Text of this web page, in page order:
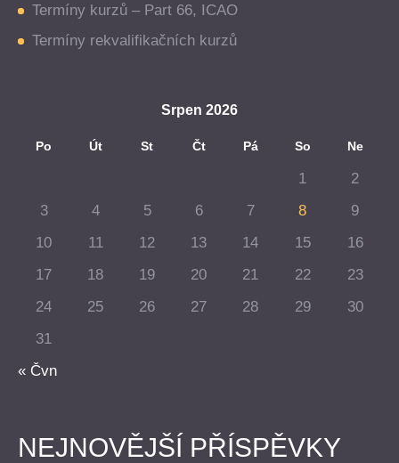
Termíny kurzů – Part 66, ICAO
Termíny rekvalifikačních kurzů
Srpen 2026
Po Út St Čt Pá So Ne
« Čvn
1
2
3
4 5 6 7 8
9
10
11 12 13 14 15
16
17
18 19 20 21 22
23
24
25 26 27 28 29
30
31
NEJNOVĚJŠÍ PŘÍSPĚVKY